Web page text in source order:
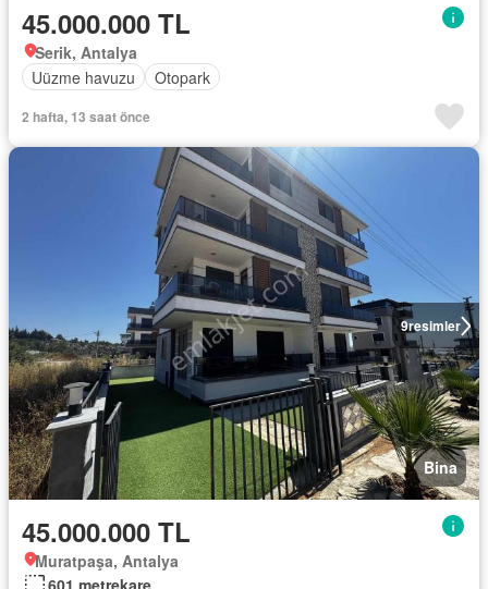
45.000.000 TL
Serik, Antalya
Uüzme havuzu
Otopark
2 hafta, 13 saat önce
9resimler
Bina
45.000.000 TL
Muratpaşa, Antalya